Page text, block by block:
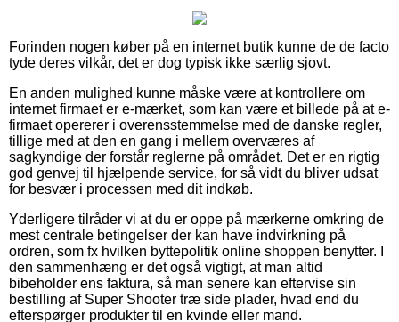
Forinden nogen køber på en internet butik kunne de de facto
tyde deres vilkår, det er dog typisk ikke særlig sjovt.
En anden mulighed kunne måske være at kontrollere om
internet firmaet er e-mærket, som kan være et billede på at e-
firmaet opererer i overensstemmelse med de danske regler,
tillige med at den en gang i mellem overværes af
sagkyndige der forstår reglerne på området. Det er en rigtig
god genvej til hjælpende service, for så vidt du bliver udsat
for besvær i processen med dit indkøb.
Yderligere tilråder vi at du er oppe på mærkerne omkring de
mest centrale betingelser der kan have indvirkning på
ordren, som fx hvilken byttepolitik online shoppen benytter. I
den sammenhæng er det også vigtigt, at man altid
bibeholder ens faktura, så man senere kan eftervise sin
bestilling af Super Shooter træ side plader, hvad end du
efterspørger produkter til en kvinde eller mand.